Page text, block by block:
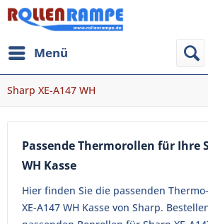
Menü
Sharp XE-A147 WH
Passende Thermorollen für Ihre
WH Kasse
Hier finden Sie die passenden
XE-A147 WH Kasse von Sharp.